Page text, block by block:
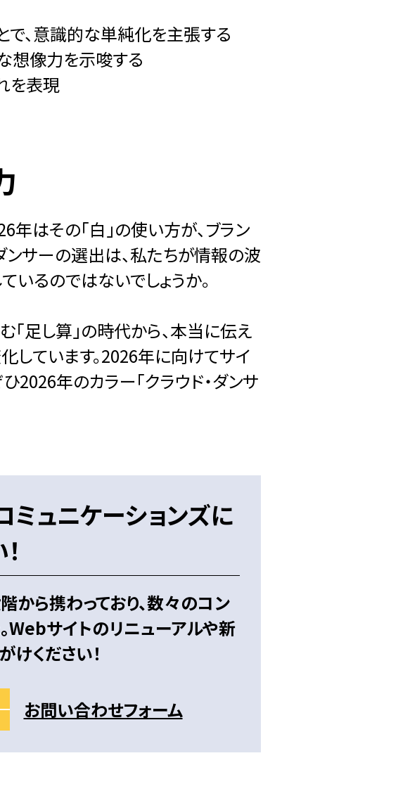
で、意識的な単純化を主張する
想像力を示唆する
を表現
はその「白」の使い方が、ブラン
ンサーの選出は、私たちが情報の波
いるのではないでしょうか。
足し算」の時代から、本当に伝え
しています。2026年に向けてサイ
2026年のカラー「クラウド・ダンサ
ミュニケーションズに
から携わっており、数々のコン
Webサイトのリニューアルや新
ください！
お問い合わせフォーム